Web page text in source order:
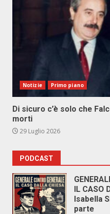
Notizie Primo piano
Di sicuro c’è solo che
morti
29 Luglio 2026
PODCAST
IL CASO
Isabella
parte